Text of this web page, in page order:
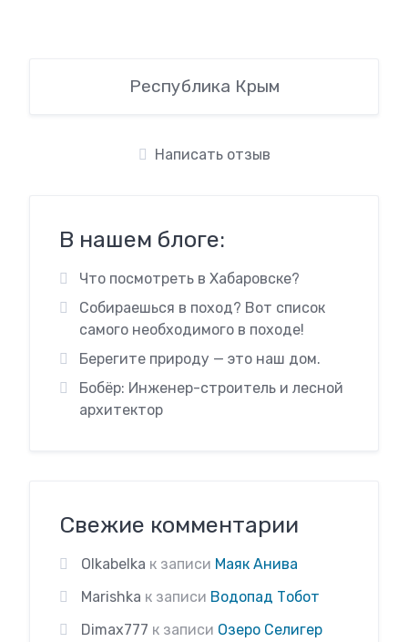
Республика Крым
Написать отзыв
В нашем блоге:
Что посмотреть в Хабаровске?
Собираешься в поход? Вот список
самого необходимого в походе!
Берегите природу — это наш дом.
Бобёр: Инженер-строитель и лесной
архитектор
Свежие комментарии
Olkabelka к записи Маяк Анива
Marishka к записи Водопад Тобот
Dimax777 к записи Озеро Селигер